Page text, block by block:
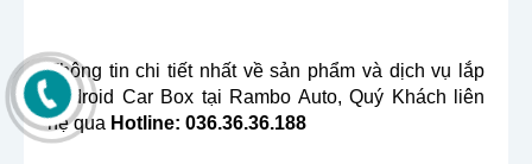
Thông tin chi tiết nhất về sản phẩm và dịch vụ lắp
Android Car Box tại Rambo Auto, Quý Khách liên
hệ qua Hotline: 036.36.36.188